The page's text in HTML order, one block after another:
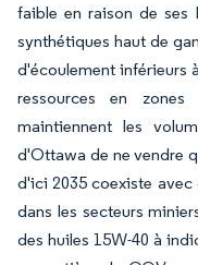
faible en raison de ses
synthétiques haut de
d'écoulement inférieurs
ressources en
maintiennent les
d'Ottawa de ne vendre
d'ici 2035 coexiste
dans les secteurs
des huiles 15W-40 à